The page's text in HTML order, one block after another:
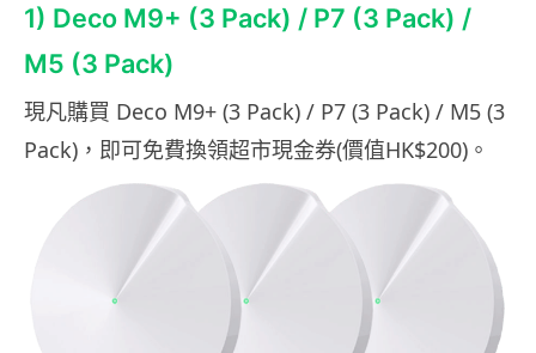
1) Deco M9+ (3 Pack) / P7 (3 Pack) /
M5 (3 Pack)
現凡購買 Deco M9+ (3 Pack) / P7 (3 Pack) / M5 (3
Pack) ，即可免費換領超市現金券(價值HK$200) 。